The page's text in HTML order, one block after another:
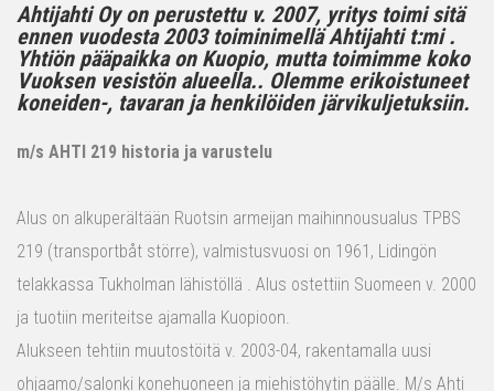
Ahtijahti Oy on perustettu v. 2007, yritys toimi sitä
ennen vuodesta 2003 toiminimellä Ahtijahti t:mi .
Yhtiön pääpaikka on Kuopio, mutta toimimme koko
Vuoksen vesistön alueella.. Olemme erikoistuneet
koneiden-, tavaran ja henkilöiden järvikuljetuksiin.
m/s AHTI 219 historia ja varustelu
Alus on alkuperältään Ruotsin armeijan maihinnousualus TPBS
219 (transportbåt större), valmistusvuosi on 1961, Lidingön
telakkassa Tukholman lähistöllä . Alus ostettiin Suomeen v. 2000
ja tuotiin meriteitse ajamalla Kuopioon.
Alukseen tehtiin muutostöitä v. 2003-04, rakentamalla uusi
ohjaamo/salonki konehuoneen ja miehistöhytin päälle. M/s Ahti